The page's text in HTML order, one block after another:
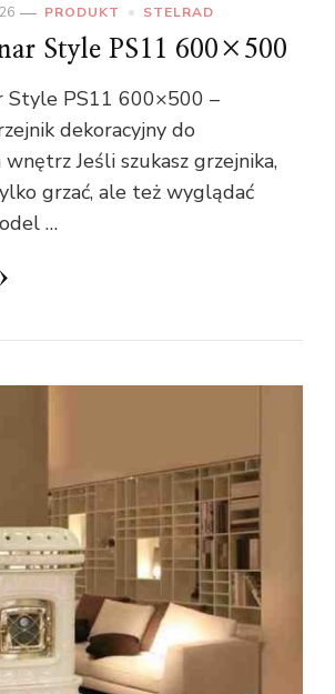
PRODUKT STELRAD
Style PS11 600×500
Style PS11 600×500 –
dekoracyjny do
Jeśli szukasz grzejnika,
grzać, ale też wyglądać
…